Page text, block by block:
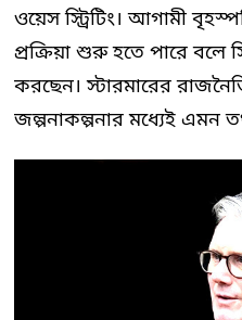
ওয়েস স্ট্রিটিং। আগামী
প্রক্রিয়া শুরু হতে পারে বলে
করছেন। স্টারমারের
জল্পনাকল্পনার মধ্যেই এমন